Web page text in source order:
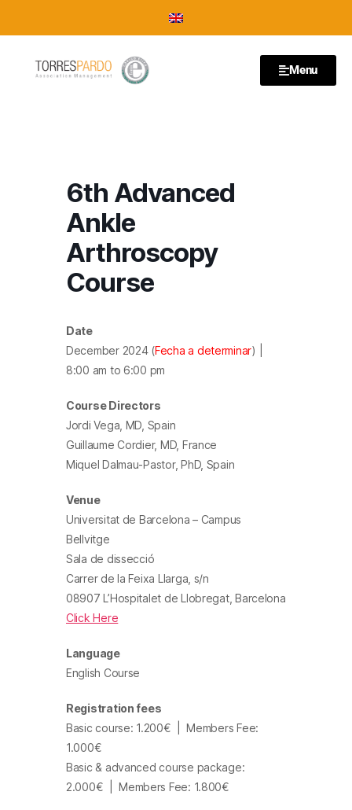
Menu
6th Advanced
Ankle
Arthroscopy
Course
Date
December 2024 (Fecha a determinar) |
8:00 am to 6:00 pm
Course Directors
Jordi Vega, MD, Spain
Guillaume Cordier, MD, France
Miquel Dalmau-Pastor, PhD, Spain
Venue
Universitat de Barcelona – Campus
Bellvitge
Sala de dissecció
Carrer de la Feixa Llarga, s/n
08907 L’Hospitalet de Llobregat, Barcelona
Click Here
Language
English Course
Registration fees
Basic course: 1.200€
Members Fee:
1.000€
Basic & advanced course package:
2.000€
Members Fee: 1.800€